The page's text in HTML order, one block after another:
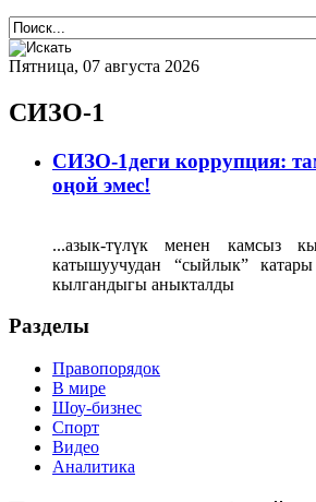
Пятница, 07 августа 2026
СИЗО-1
СИЗО-1деги коррупция:
оңой эмес!
...азык-түлүк менен камсыз
катышуучудан “сыйлык”
кылгандыгы аныкталды
Разделы
Правопорядок
В мире
Шоу-бизнес
Спорт
Видео
Аналитика